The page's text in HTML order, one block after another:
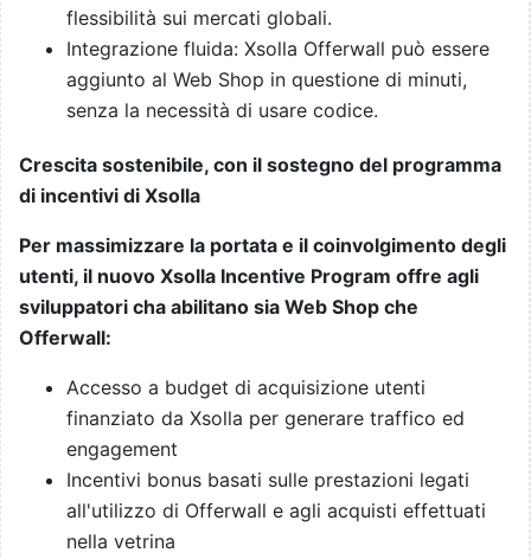
flessibilità sui mercati globali.
Integrazione fluida: Xsolla Offerwall può essere
aggiunto al Web Shop in questione di minuti,
senza la necessità di usare codice.
Crescita sostenibile, con il sostegno del programma
di incentivi di Xsolla
Per massimizzare la portata e il coinvolgimento degli
utenti, il nuovo Xsolla Incentive Program offre agli
sviluppatori cha abilitano sia Web Shop che
Offerwall:
Accesso a budget di acquisizione utenti
finanziato da Xsolla per generare traffico ed
engagement
Incentivi bonus basati sulle prestazioni legati
all'utilizzo di Offerwall e agli acquisti effettuati
nella vetrina